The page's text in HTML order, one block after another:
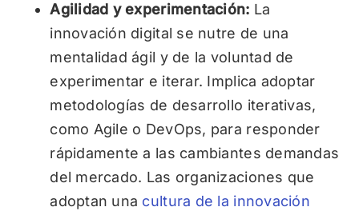
Agilidad y experimentación: La
innovación digital se nutre de una
mentalidad ágil y de la voluntad de
experimentar e iterar. Implica adoptar
metodologías de desarrollo iterativas,
como Agile o DevOps, para responder
rápidamente a las cambiantes demandas
del mercado. Las organizaciones que
adoptan una cultura de la innovación